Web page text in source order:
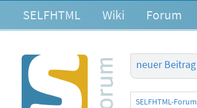
SELFHTML Wiki Forum
neuer Beitrag
SELFHTML-Forum